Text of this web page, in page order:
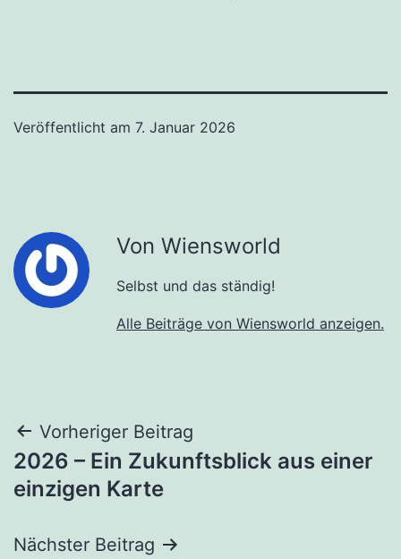
Veröffentlicht am 7. Januar 2026
Von Wiensworld
Selbst und das ständig!
Alle Beiträge von Wiensworld anzeigen.
Beitragsnavigation
Vorheriger Beitrag
2026 – Ein Zukunftsblick aus einer
einzigen Karte
Nächster Beitrag